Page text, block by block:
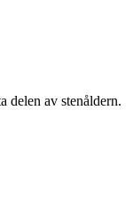
delen av stenåldern.